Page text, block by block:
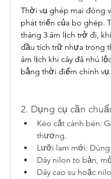
Thời vụ ghép mai đóng
phát triển của bo ghép.
tháng 3 âm lịch trở đi,
đầu tích trữ nhựa trong
âm lịch khi cây đã nhú
bằng thời điểm chính vụ.
2. Dụng cụ cần
Kéo cắt cành bén:
thương.
Lưỡi lam mới:
Dây nilon to bản,
Dây cao su hoặc